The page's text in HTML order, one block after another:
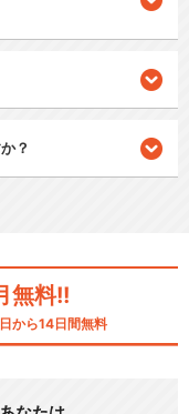
？
無料!!
から14日間無料